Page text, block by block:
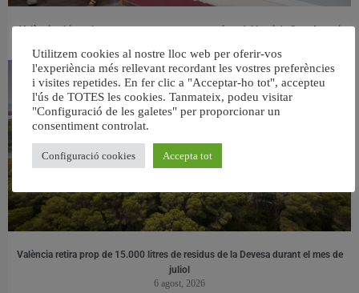
València ultima el nou centre per a persones majors del barri de Sant Antoni
València retira prop de 15.000 litres de residus de la Devesa durant el mes de
juliol
6 agost, 2026
Utilitzem cookies al nostre lloc web per oferir-vos
l'experiència més rellevant recordant les vostres preferències
i visites repetides. En fer clic a "Acceptar-ho tot", accepteu
l'ús de TOTES les cookies. Tanmateix, podeu visitar
"Configuració de les galetes" per proporcionar un
consentiment controlat.
Configuració cookies Accepta tot